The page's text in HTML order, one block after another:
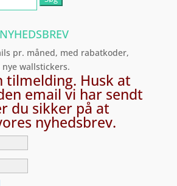
pr. måned, med rabatkoder,
wallstickers.
tilmelding. Husk at
email vi har sendt
du sikker på at
nyhedsbrev.